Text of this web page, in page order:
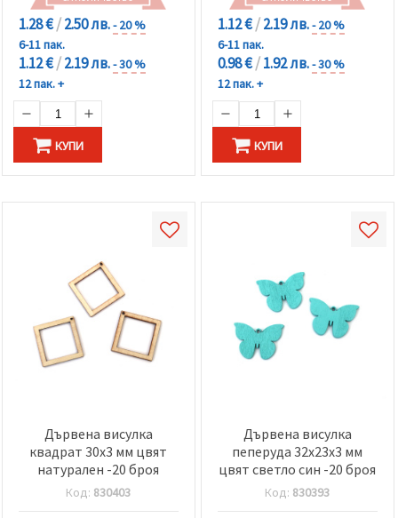
1.28 €/2.50 лв.- 20 %
6-11 пак.
1.12 €/2.19 лв.- 30 %
12 пак. +
КУПИ
1.12 €/2.19 лв.- 20 %
6-11 пак.
0.98 €/1.92 лв.- 30 %
12 пак. +
КУПИ
Дървена висулка
квадрат 30x3 мм цвят
натурален -20 броя
Код: 830403
Дървена висулка
пеперуда 32x23x3 мм
цвят светло син -20 броя
Код: 830393